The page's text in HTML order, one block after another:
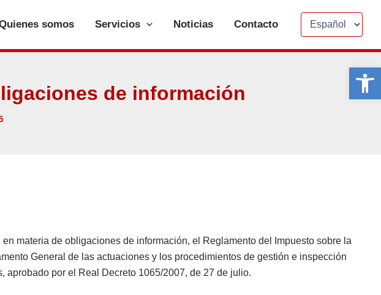
somos Servicios Noticias Contacto
un
idioma
de información
materia de obligaciones de información, el Reglamento del Impuesto sobre la
General de las actuaciones y los procedimientos de gestión e inspección
por el Real Decreto 1065/2007, de 27 de julio.
Abrir